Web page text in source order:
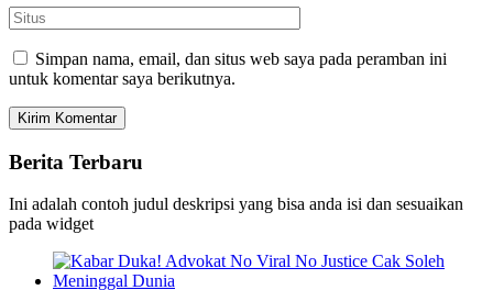
Simpan nama, email, dan situs web saya pada peramban ini
untuk komentar saya berikutnya.
Berita Terbaru
Ini adalah contoh judul deskripsi yang bisa anda isi dan sesuaikan
pada widget